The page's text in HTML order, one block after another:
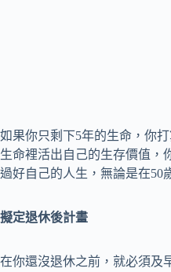
如果你只剩下5年的生命，你
生命裡活出自己的生存價值，
過好自己的人生，無論是在50
擬定退休後計畫
在你還沒退休之前，就必須及